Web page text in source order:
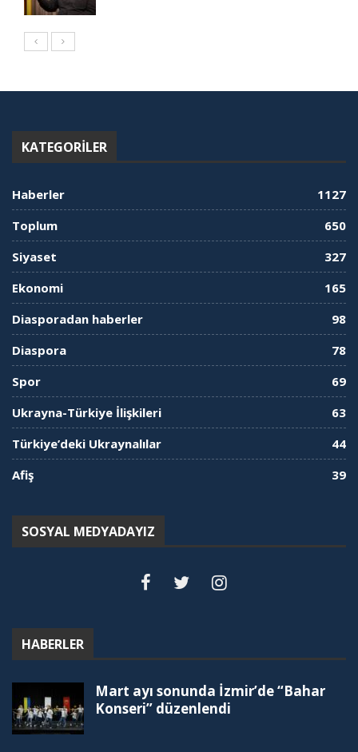
KATEGORILER
Haberler
1127
Toplum
650
Siyaset
327
Ekonomi
165
Diasporadan haberler
98
Diaspora
78
Spor
69
Ukrayna-Türkiye İlişkileri
63
Türkiye’deki Ukraynalılar
44
Afiş
39
SOSYAL MEDYADAYIZ
HABERLER
Mart ayı sonunda İzmir’de “Bahar
Konseri” düzenlendi